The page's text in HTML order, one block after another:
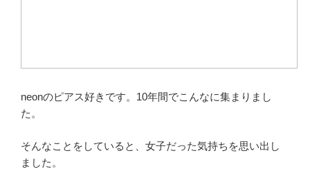
neonのピアス好きです。10年間でこんなに集まりまし
た。
そんなことをしていると、女子だった気持ちを思い出し
ました。